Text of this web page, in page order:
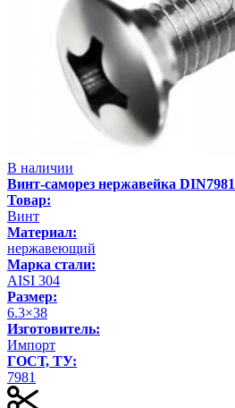
В наличии
Винт-саморез нержавейка
Товар:
Винт
Материал:
нержавеющий
Марка стали:
AISI 304
Размер:
6.3×38
Изготовитель:
Импорт
ГОСТ, ТУ:
7981